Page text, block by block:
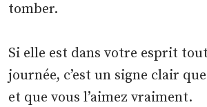
tomber.
Si elle est dans votre esprit
journée, c’est un signe clair
et que vous l’aimez vraiment.